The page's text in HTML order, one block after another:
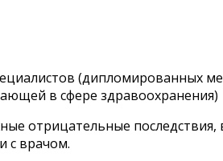
(дипломированных
в сфере здравоохранения)
отрицательные
с врачом.